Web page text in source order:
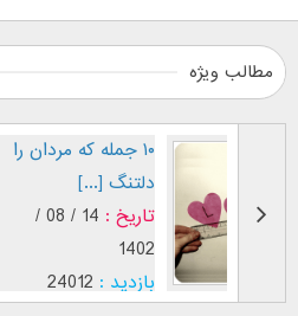
مطالب ویژه
۱۰ جمله که مردان را
دلتنگ [...]
تاریخ :
14 / 08 /
1402
بازدید : 24012